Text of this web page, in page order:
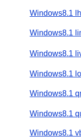
Windows8.1
Windows8.1
Windows8.1
Windows8.1
Windows8.1
Windows8.1
Windows8.1